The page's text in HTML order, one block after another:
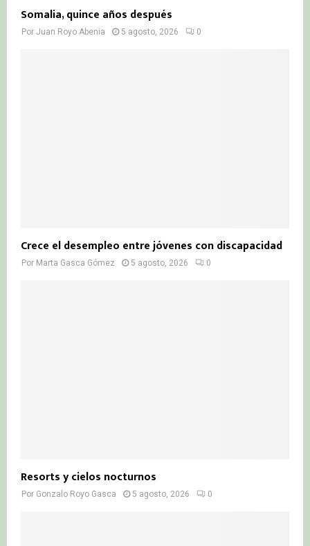
Somalia, quince años después
Por Juan Royo Abenia 5 agosto, 2026 0
Crece el desempleo entre jóvenes con discapacidad
Por Marta Gasca Gómez 5 agosto, 2026 0
Resorts y cielos nocturnos
Por Gonzalo Royo Gasca 5 agosto, 2026 0